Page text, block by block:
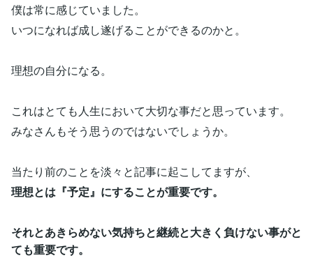
僕は常に感じていました。
いつになれば成し遂げることができるのかと。
理想の自分になる。
これはとても人生において大切な事だと思っています。
みなさんもそう思うのではないでしょうか。
当たり前のことを淡々と記事に起こしてますが、
理想とは『予定』にすることが重要です。
それとあきらめない気持ちと継続と大きく負けない事がと
ても重要です。